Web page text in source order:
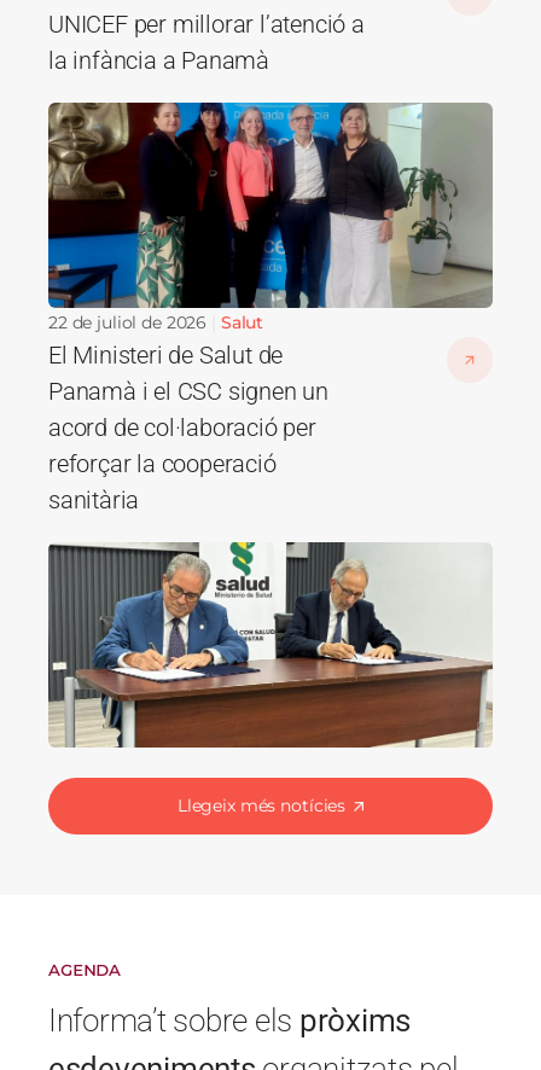
UNICEF per millorar l’atenció a
la infància a Panamà
Imatge
22 de juliol de 2026 Salut
El Ministeri de Salut de
Panamà i el CSC signen un
acord de col·laboració per
reforçar la cooperació
sanitària
Imatge
Llegeix més notícies
AGENDA
Informa’t sobre els pròxims